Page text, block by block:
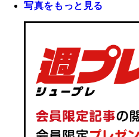
写真をもっと見る